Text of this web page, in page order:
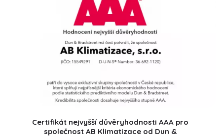
Certifikát nejvyšší důvěryhodnosti AAA pro
společnost AB Klimatizace od Dun &